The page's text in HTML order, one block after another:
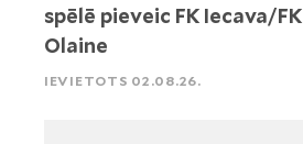
spēlē pieveic FK Iecava/FK
Olaine
IEVIETOTS 02.08.26.